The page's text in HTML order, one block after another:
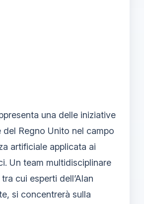
una delle iniziative
del Regno Unito nel campo
artificiale applicata ai
Un team multidisciplinare
cui esperti dell’Alan
si concentrerà sulla